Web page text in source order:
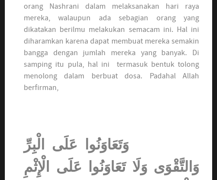
orang Nashrani dalam melaksanakan hari raya
mereka, walaupun ada sebagian orang yang
dikatakan berilmu melakukan semacam ini. Hal ini
diharamkan karena dapat membuat mereka semakin
bangga dengan jumlah mereka yang banyak. Di
samping itu pula, hal ini termasuk bentuk tolong
menolong dalam berbuat dosa. Padahal Allah
berfirman,
وَتَعَاوَنُوا عَلَى الْبِرِّ
وَالتَّقْوَى وَلَا تَعَاوَنُوا عَلَى الْإِثْمِ